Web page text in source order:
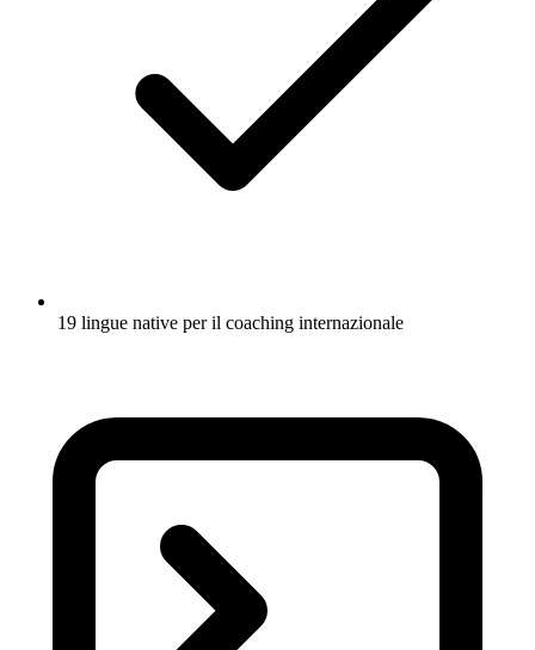
19 lingue native per il coaching internazionale